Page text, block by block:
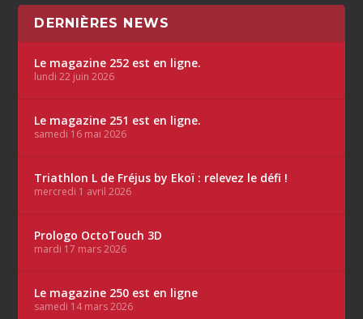
DERNIÈRES NEWS
Le magazine 252 est en ligne.
lundi 22 juin 2026
Le magazine 251 est en ligne.
samedi 16 mai 2026
Triathlon L de Fréjus by Ekoï : relevez le défi !
mercredi 1 avril 2026
Prologo OctoTouch 3D
mardi 17 mars 2026
Le magazine 250 est en ligne
samedi 14 mars 2026